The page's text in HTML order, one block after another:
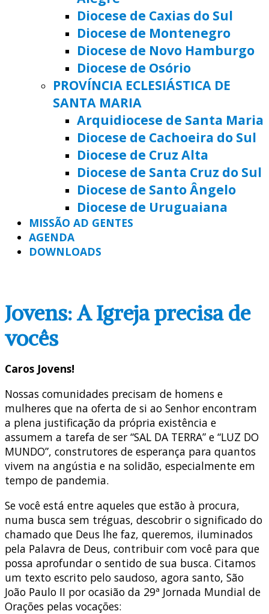
Diocese de Caxias do Sul
Diocese de Montenegro
Diocese de Novo Hamburgo
Diocese de Osório
PROVÍNCIA ECLESIÁSTICA DE
SANTA MARIA
Arquidiocese de Santa Maria
Diocese de Cachoeira do Sul
Diocese de Cruz Alta
Diocese de Santa Cruz do Sul
Diocese de Santo Ângelo
Diocese de Uruguaiana
MISSÃO AD GENTES
AGENDA
DOWNLOADS
Jovens: A Igreja precisa de
vocês
Caros Jovens!
Nossas comunidades precisam de homens e
mulheres que na oferta de si ao Senhor encontram
a plena justificação da própria existência e
assumem a tarefa de ser “SAL DA TERRA” e “LUZ DO
MUNDO”, construtores de esperança para quantos
vivem na angústia e na solidão, especialmente em
tempo de pandemia.
Se você está entre aqueles que estão à procura,
numa busca sem tréguas, descobrir o significado do
chamado que Deus lhe faz, queremos, iluminados
pela Palavra de Deus, contribuir com você para que
possa aprofundar o sentido de sua busca. Citamos
um texto escrito pelo saudoso, agora santo, São
João Paulo II por ocasião da 29ª Jornada Mundial de
Orações pelas vocações: